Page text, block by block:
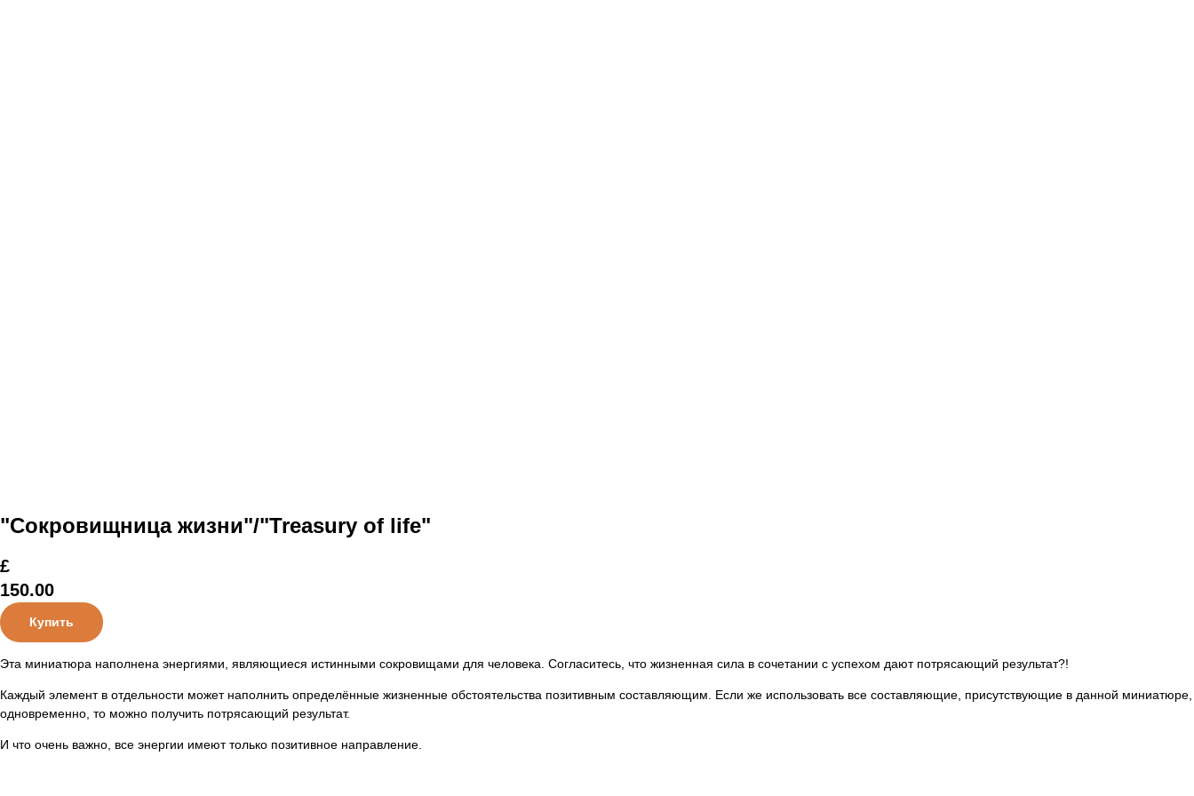
"Сокровищница жизни"/"Treasury of life"
£
150.00
Купить
Эта миниатюра наполнена энергиями, являющиеся истинными сокровищами для человека. Согласитесь, что жизненная сила в сочетании с успехом дают потрясающий результат?!
Каждый элемент в отдельности может наполнить определённые жизненные обстоятельства позитивным составляющим. Если же использовать все составляющие, присутствующие в данной миниатюре,
одновременно, то можно получить потрясающий результат.
И что очень важно, все энергии имеют только позитивное направление.